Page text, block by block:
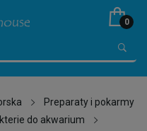
0
Preparaty i pokarmy
do akwarium